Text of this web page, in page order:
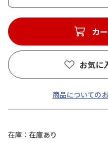
カ
お気に
商品についての
在庫 在庫あり